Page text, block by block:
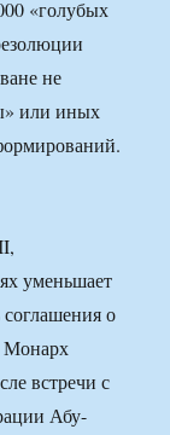
«голубых
не
или иных
уменьшает
о
Монарх
встречи с
Абу-